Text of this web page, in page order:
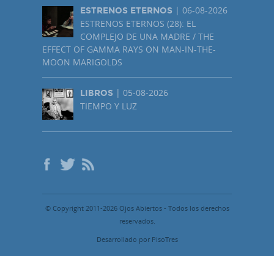
ESTRENOS ETERNOS | 06-08-2026
ESTRENOS ETERNOS (28): EL
COMPLEJO DE UNA MADRE / THE
EFFECT OF GAMMA RAYS ON MAN-IN-THE-
MOON MARIGOLDS
LIBROS | 05-08-2026
TIEMPO Y LUZ
© Copyright 2011-2026 Ojos Abiertos - Todos los derechos
reservados.
Desarrollado por PisoTres